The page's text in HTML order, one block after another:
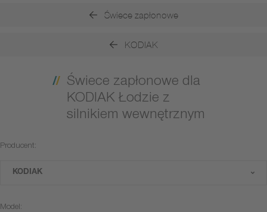
Świece zapłonowe
KODIAK
Świece zapłonowe dla
KODIAK Łodzie z
silnikiem wewnętrznym
Producent:
KODIAK
Model: